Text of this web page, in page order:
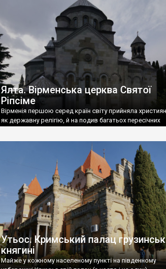
називаються «повстяками» (postaki)…” “Вино. Крим
виробляє відмінне вино і його вдосталь: воно все
легке біле і дуже […]
Ялта. Вірменська церква Святої
Ріпсіме
Вірменія першою серед країн світу прийняла
як державну релігію, й на подив багатьох пересічних
Утьос. Кримський палац
княгині
Майже у кожному населеному пункті на південному